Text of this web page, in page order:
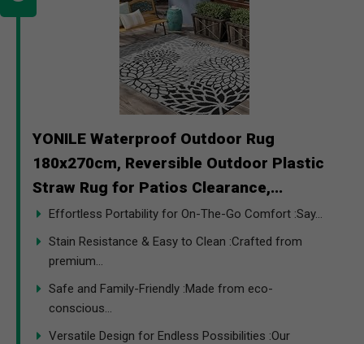
YONILE Waterproof Outdoor Rug
180x270cm, Reversible Outdoor Plastic
Straw Rug for Patios Clearance,...
Effortless Portability for On-The-Go Comfort :Say...
Stain Resistance & Easy to Clean :Crafted from
premium...
Safe and Family-Friendly :Made from eco-
conscious...
Versatile Design for Endless Possibilities :Our